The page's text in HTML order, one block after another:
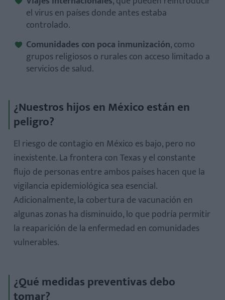
el virus en países donde antes estaba
controlado.
Comunidades con poca inmunización, como
grupos religiosos o rurales con acceso limitado a
servicios de salud.
¿Nuestros hijos en México están en
peligro?
El riesgo de contagio en México es bajo, pero no
inexistente. La frontera con Texas y el constante
flujo de personas entre ambos países hacen que la
vigilancia epidemiológica sea esencial.
Adicionalmente, la cobertura de vacunación en
algunas zonas ha disminuido, lo que podría permitir
la reaparición de la enfermedad en comunidades
vulnerables.
¿Qué medidas preventivas debo